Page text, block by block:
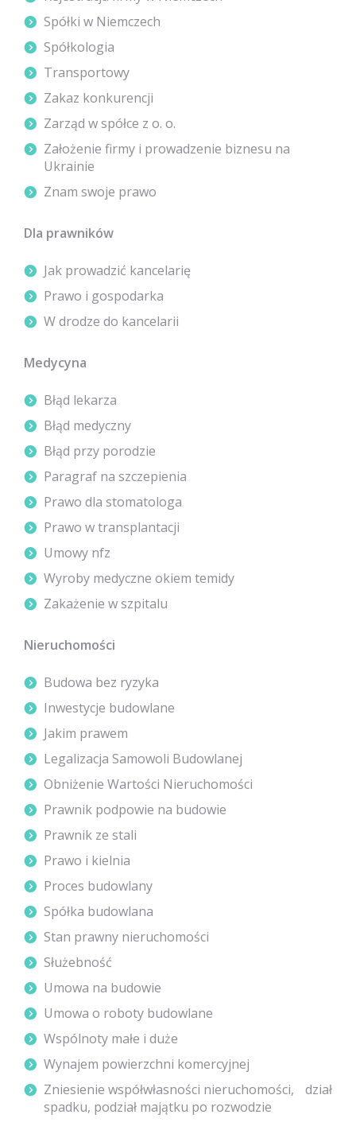
Spółki w Niemczech
Spółkologia
Transportowy
Zakaz konkurencji
Zarząd w spółce z o. o.
Założenie firmy i prowadzenie biznesu na
Ukrainie
Znam swoje prawo
Dla prawników
Jak prowadzić kancelarię
Prawo i gospodarka
W drodze do kancelarii
Medycyna
Błąd lekarza
Błąd medyczny
Błąd przy porodzie
Paragraf na szczepienia
Prawo dla stomatologa
Prawo w transplantacji
Umowy nfz
Wyroby medyczne okiem temidy
Zakażenie w szpitalu
Nieruchomości
Budowa bez ryzyka
Inwestycje budowlane
Jakim prawem
Legalizacja Samowoli Budowlanej
Obniżenie Wartości Nieruchomości
Prawnik podpowie na budowie
Prawnik ze stali
Prawo i kielnia
Proces budowlany
Spółka budowlana
Stan prawny nieruchomości
Służebność
Umowa na budowie
Umowa o roboty budowlane
Wspólnoty małe i duże
Wynajem powierzchni komercyjnej
Zniesienie współwłasności nieruchomości, dział
spadku, podział majątku po rozwodzie